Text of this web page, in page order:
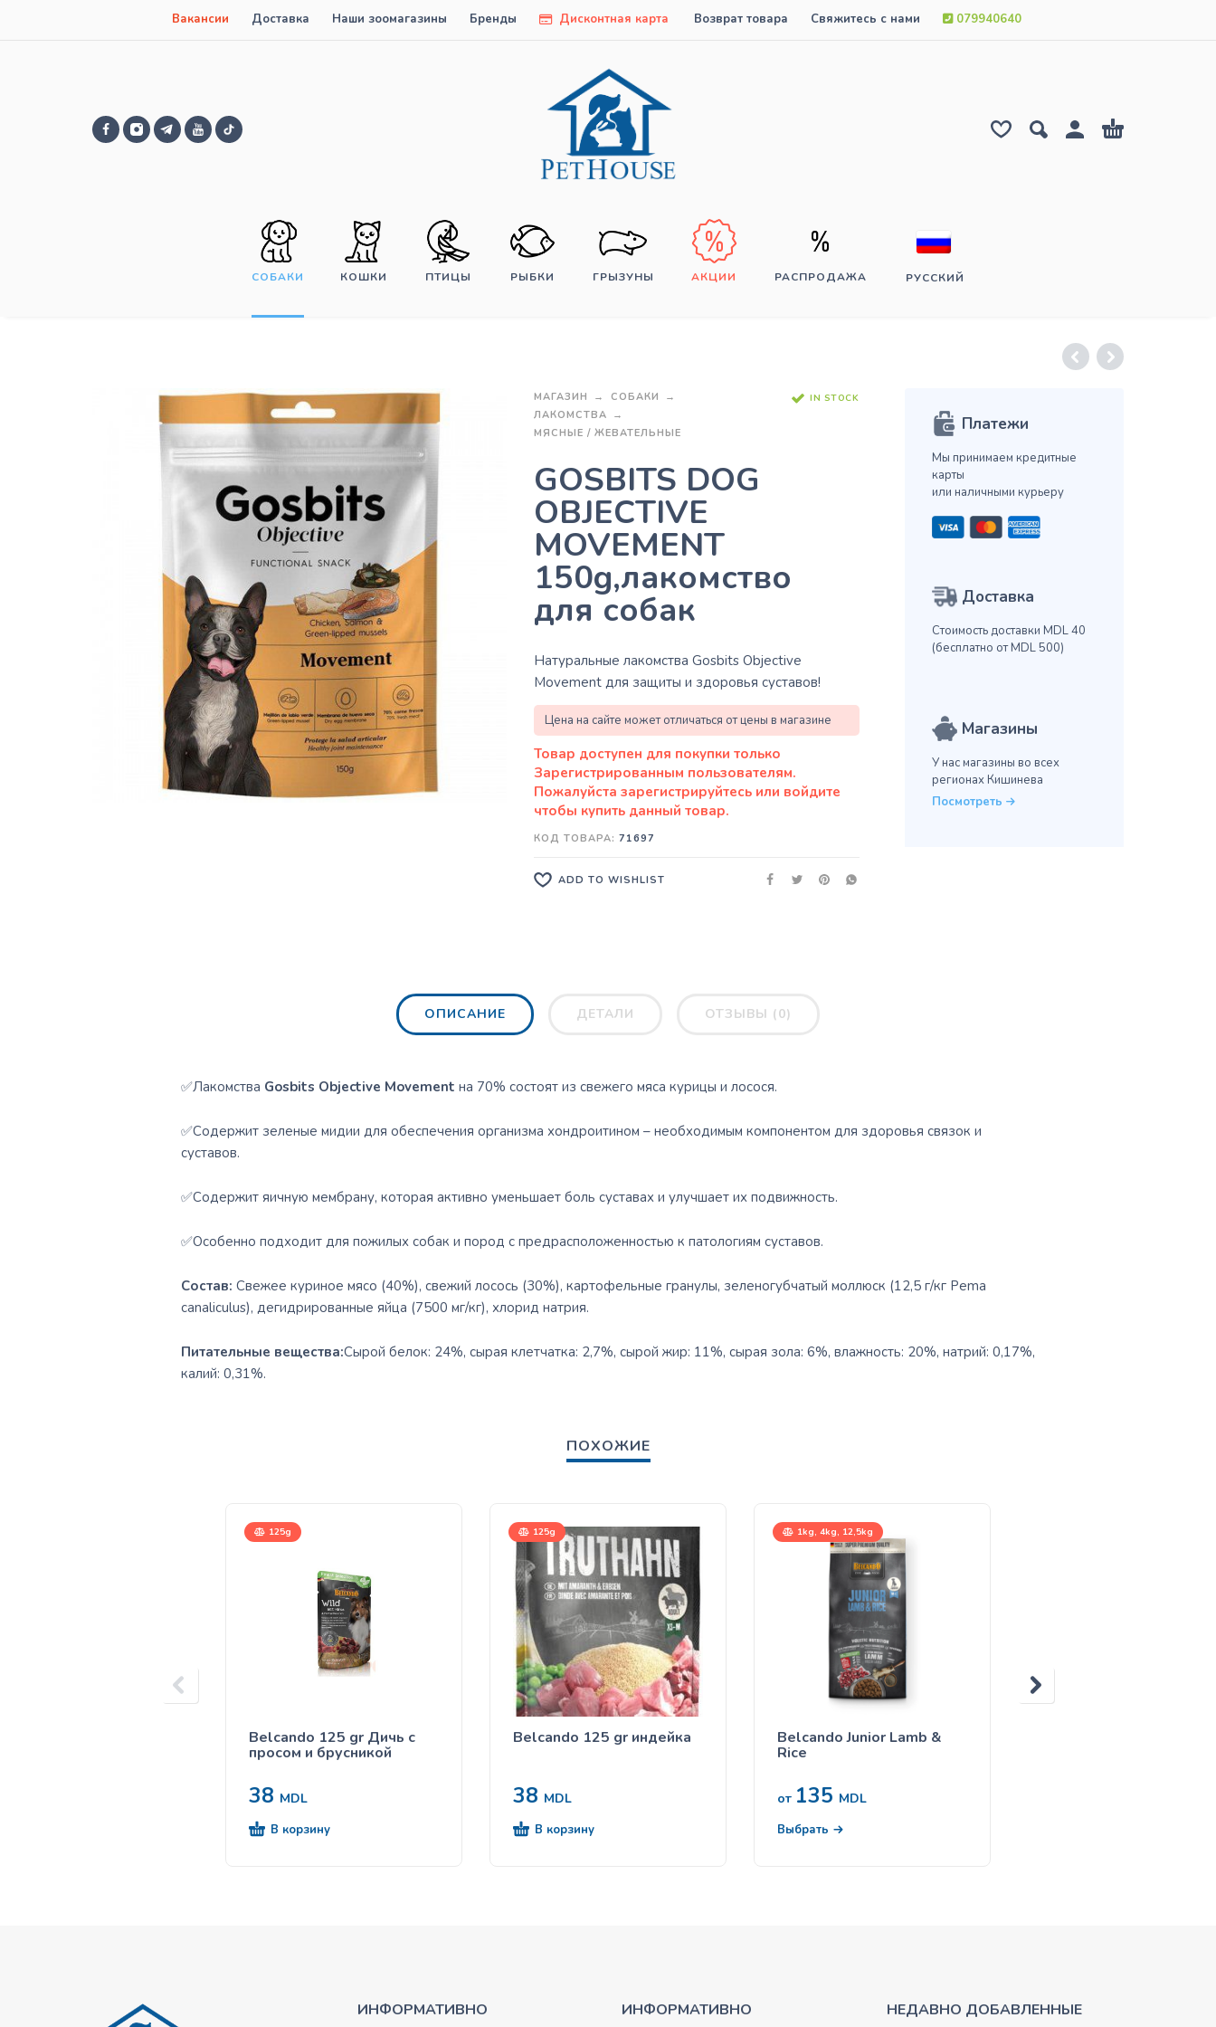
Вакансии Доставка Наши зоомагазины Бренды Дисконтная карта Возврат товара Свяжитесь с нами 079940640
СОБАКИ КОШКИ ПТИЦЫ РЫБКИ ГРЫЗУНЫ АКЦИИ РАСПРОДАЖА РУССКИЙ
МАГАЗИН
СОБАКИ
ЛАКОМСТВА
МЯСНЫЕ / ЖЕВАТЕЛЬНЫЕ
IN STOCK
GOSBITS DOG
OBJECTIVE
MOVEMENT
150g,лакомство
для собак
Натуральные лакомства Gosbits Objective
Movement для защиты и здоровья суставов!
Цена на сайте может отличаться от цены в магазине
КОД ТОВАРА: 71697
ADD TO WISHLIST
Платежи
Мы принимаем кредитные
карты
или наличными курьеру
Доставка
Стоимость доставки MDL 40
(бесплатно от MDL 500)
Магазины
У нас магазины во всех
регионах Кишинева
Посмотреть
ОПИСАНИЕ ДЕТАЛИ ОТЗЫВЫ (0)
✅Лакомства Gosbits Objective Movement на 70% состоят из свежего мяса курицы и лосося.
✅Содержит зеленые мидии для обеспечения организма хондроитином – необходимым компонентом для здоровья связок и
суставов.
✅Содержит яичную мембрану, которая активно уменьшает боль суставах и улучшает их подвижность.
✅Особенно подходит для пожилых собак и пород с предрасположенностью к патологиям суставов.
Состав: Свежее куриное мясо (40%), свежий лосось (30%), картофельные гранулы, зеленогубчатый моллюск (12,5 г/кг Pema
canaliculus), дегидрированные яйца (7500 мг/кг), хлорид натрия.
Питательные вещества:Сырой белок: 24%, сырая клетчатка: 2,7%, сырой жир: 11%, сырая зола: 6%, влажность: 20%, натрий: 0,17%,
калий: 0,31%.
ПОХОЖИЕ
125g
Belcando 125 gr Дичь с
просом и брусникой
38 MDL
В корзину
125g
Belcando 125 gr индейка
38 MDL
В корзину
1kg, 4kg, 12,5kg
Belcando Junior Lamb &
Rice
от 135 MDL
Выбрать
ИНФОРМАТИВНО ИНФОРМАТИВНО НЕДАВНО ДОБАВЛЕННЫЕ